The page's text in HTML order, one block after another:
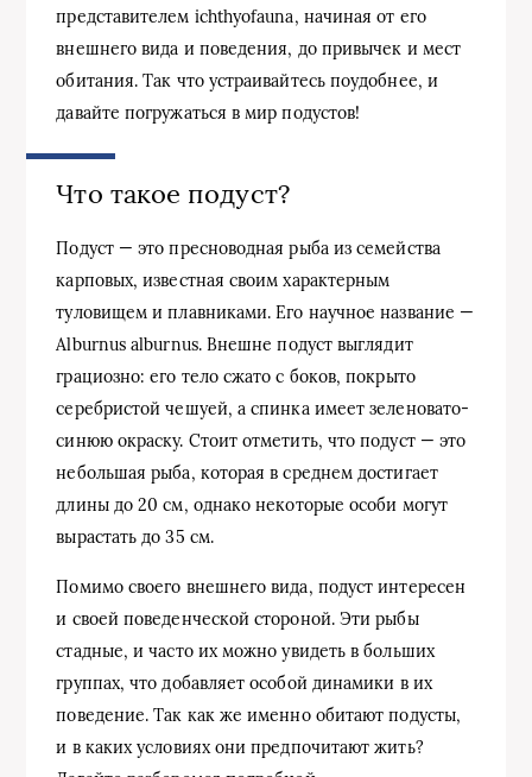
представителем ichthyofauna, начиная от его
внешнего вида и поведения, до привычек и мест
обитания. Так что устраивайтесь поудобнее, и
давайте погружаться в мир подустов!
Что такое подуст?
Подуст — это пресноводная рыба из семейства
карповых, известная своим характерным
туловищем и плавниками. Его научное название —
Alburnus alburnus. Внешне подуст выглядит
грациозно: его тело сжато с боков, покрыто
серебристой чешуей, а спинка имеет зеленовато-
синюю окраску. Стоит отметить, что подуст — это
небольшая рыба, которая в среднем достигает
длины до 20 см, однако некоторые особи могут
вырастать до 35 см.
Помимо своего внешнего вида, подуст интересен
и своей поведенческой стороной. Эти рыбы
стадные, и часто их можно увидеть в больших
группах, что добавляет особой динамики в их
поведение. Так как же именно обитают подусты,
и в каких условиях они предпочитают жить?